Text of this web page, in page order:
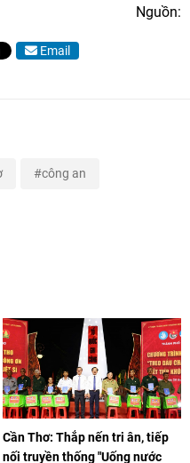
Nguồn:
Email
công an
Cần Thơ: Thắp nến tri ân, tiếp
nối truyền thống "Uống nước